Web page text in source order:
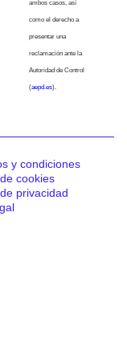
ambos casos, así
como el derecho a
presentar una
reclamación ante la
Autoridad de Control
(aepd.es).
y condiciones
cookies
privacidad